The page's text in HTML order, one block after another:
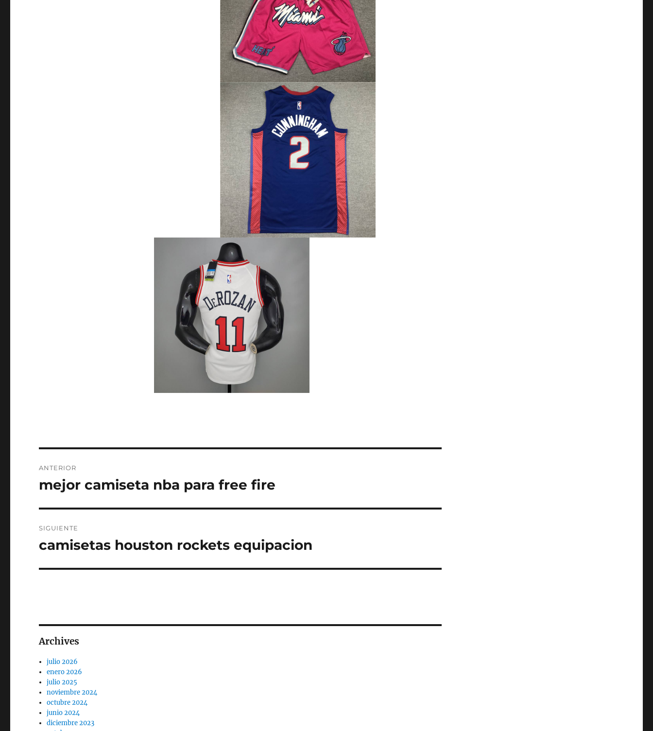
de
ANTERIOR
Entrada
mejor camiseta nba para free fire
SIGUIENTE
Entrada
camisetas houston rockets equipacion
Archives
julio 2026
enero 2026
julio 2025
noviembre 2024
octubre 2024
junio 2024
diciembre 2023